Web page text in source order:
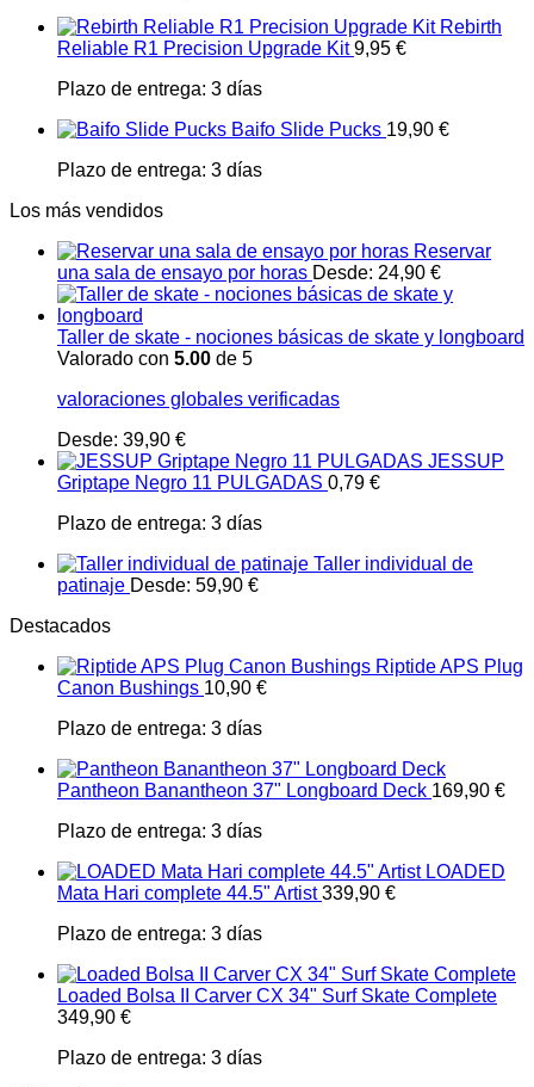
Rebirth
Reliable R1 Precision Upgrade Kit 9,95 €
Plazo de entrega: 3 días
Baifo Slide Pucks 19,90 €
Plazo de entrega: 3 días
Los más vendidos
Reservar
una sala de ensayo por horas Desde: 24,90 €
Taller de skate - nociones básicas de skate y longboard
Valorado con 5.00 de 5
valoraciones globales verificadas
Desde: 39,90 €
JESSUP
Griptape Negro 11 PULGADAS 0,79 €
Plazo de entrega: 3 días
Taller individual de
patinaje Desde: 59,90 €
Destacados
Riptide APS Plug
Canon Bushings 10,90 €
Plazo de entrega: 3 días
Pantheon Banantheon 37" Longboard Deck 169,90 €
Plazo de entrega: 3 días
LOADED
Mata Hari complete 44.5" Artist 339,90 €
Plazo de entrega: 3 días
Loaded Bolsa II Carver CX 34" Surf Skate Complete
349,90 €
Plazo de entrega: 3 días